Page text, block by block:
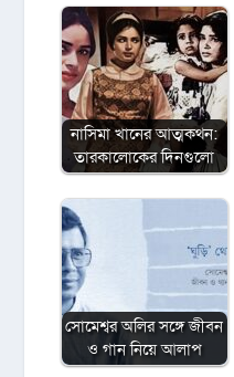
নাসিমা খানের আত্মকথন:
তারকালোকের দিনগুলো
সোমেশ্বর অলির সঙ্গে জীবন
ও গান নিয়ে আলাপ